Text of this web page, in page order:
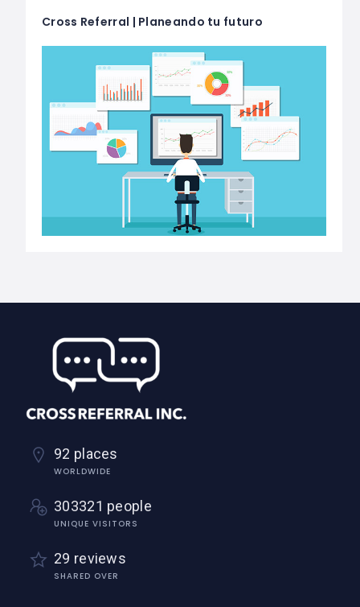
Cross Referral | Planeando tu futuro
92 places
WORLDWIDE
303321 people
UNIQUE VISITORS
29 reviews
SHARED OVER